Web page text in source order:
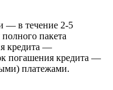
— в течение 2-5
пакета
кредита —
погашения кредита —
платежами.